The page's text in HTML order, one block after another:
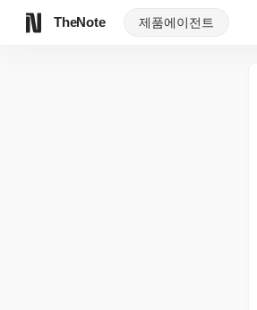
TheNote 제품에이전트